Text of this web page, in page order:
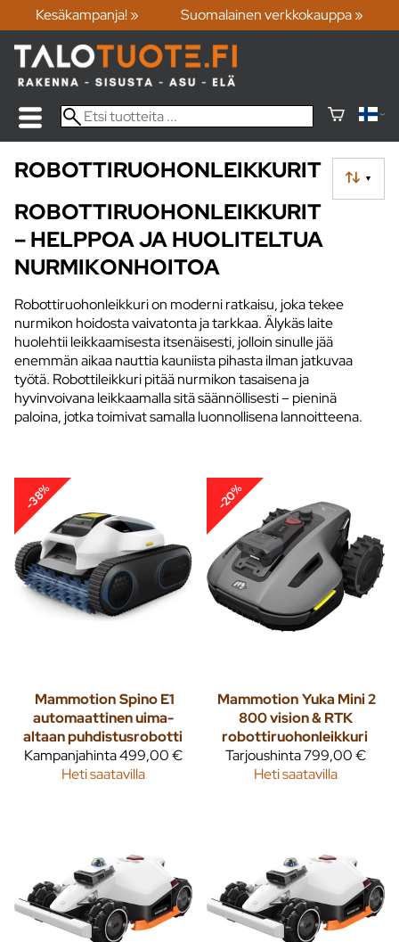
Kesäkampanja! » Suomalainen verkkokauppa »
▼
ROBOTTIRUOHONLEIKKURIT
ROBOTTIRUOHONLEIKKURIT
– HELPPOA JA HUOLITELTUA
NURMIKONHOITOA
Robottiruohonleikkuri on moderni ratkaisu, joka tekee
nurmikon hoidosta vaivatonta ja tarkkaa. Älykäs laite
huolehtii leikkaamisesta itsenäisesti, jolloin sinulle jää
enemmän aikaa nauttia kauniista pihasta ilman jatkuvaa
työtä. Robottileikkuri pitää nurmikon tasaisena ja
hyvinvoivana leikkaamalla sitä säännöllisesti – pieninä
paloina, jotka toimivat samalla luonnollisena lannoitteena.
-38%
Mammotion Spino E1
automaattinen uima-
altaan puhdistusrobotti
Kampanjahinta499,00 €
Heti saatavilla
-20%
MammotionYuka Mini 2
800 vision & RTK
robottiruohonleikkuri
Tarjoushinta799,00 €
Heti saatavilla